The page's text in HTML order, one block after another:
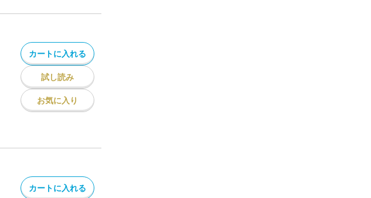
カートに入れる
試し読み
お気に入り
カートに入れる